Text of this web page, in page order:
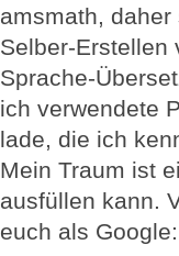
amsmath,
Selber-Erstellen
Sprache-
ich verwendete
lade, die ich
Mein Traum ist
ausfüllen kann.
euch als